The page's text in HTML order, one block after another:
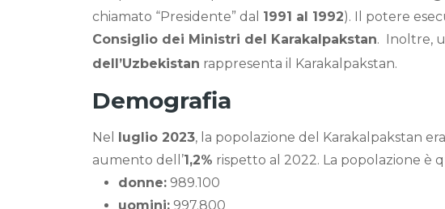
chiamato “Presidente” dal 1991 al 1992). Il potere
Consiglio dei Ministri del Karakalpakstan. Inoltre,
dell’Uzbekistan rappresenta il Karakalpakstan.
Demografia
Nel luglio 2023, la popolazione del Karakalpakstan
aumento dell’1,2% rispetto al 2022. La popolazione è
donne: 989.100
uomini: 997.800